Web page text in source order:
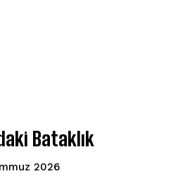
Bataklık
2026